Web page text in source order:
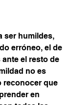
ser humildes,
erróneo, el de
el resto de
no es
reconocer que
en